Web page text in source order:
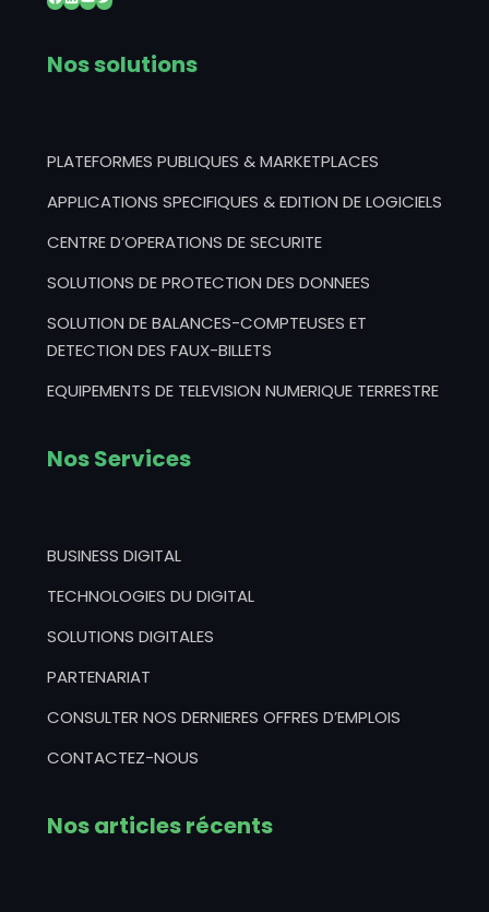
Nos solutions
PLATEFORMES PUBLIQUES & MARKETPLACES
APPLICATIONS SPECIFIQUES & EDITION DE LOGICIELS
CENTRE D’OPERATIONS DE SECURITE
SOLUTIONS DE PROTECTION DES DONNEES
SOLUTION DE BALANCES-COMPTEUSES ET
DETECTION DES FAUX-BILLETS
EQUIPEMENTS DE TELEVISION NUMERIQUE TERRESTRE
Nos Services
BUSINESS DIGITAL
TECHNOLOGIES DU DIGITAL
SOLUTIONS DIGITALES
PARTENARIAT
CONSULTER NOS DERNIERES OFFRES D’EMPLOIS
CONTACTEZ-NOUS
Nos articles récents